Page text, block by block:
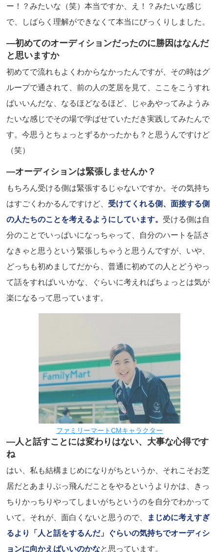
ー！？みたいな（笑）本当ですか、え！？みたいな感じ
で、しばらく理解ができなくて本当にびっくりしました。
―初めてのオーディションだったのに勝因はなんだ
と思いますか
初めてで流れもよくわからなかったんですが、その時はグ
ループで通されて、前の人の芝居を見て、ここをこうすれ
ばいいんだな、なるほどなるほど、じゃあやってみようみ
たいな感じでその場で学ばせていただき実践してみたんで
す。今思うとちょっとずるかったかも？と思うんですけど
（笑）
―オーディションは緊張しませんか？
もちろん受ける側は緊張するじゃないですか。その気持ち
はすごくわかるんですけど、 受けてくれる側、面接する側
の人たちのことを考えるようにしています。 受ける側は自
分のことでいっぱいになっちゃって、自分のハートを話さ
なきゃと思うという緊張しちゃうと思うんですが、いや、
どっちも初めましてだから、普通に初めての人とどうやっ
て話をすればいいかな、ぐらいに考えればちょっとは気が
楽になるって思っています。
ファミリーマートCMキャラクター
―人と話すことには変わりはない、大事な心得です
ね
はい、私も結構まじめになりがちというか、それこそお芝
居だとあまりぶっ飛んだことをやるというよりかは、きっ
ちりかっちりやってしまいがちというのを自分でわかって
いて。それが、面白くないと思うので、
まじめに考えすぎ
るより「人と話をするんだ」ぐらいの気持ちでオーディシ
ョンに向かえばいいのかなと思っています。